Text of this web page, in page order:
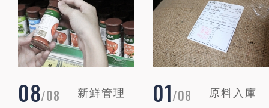
新鮮管理 01 原料入庫 02